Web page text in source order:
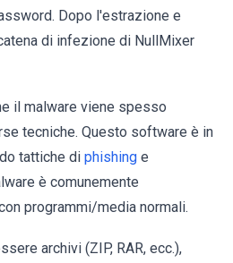
Dopo l'estrazione e
di infezione di NullMixer
il malware viene spesso
tecniche. Questo software è in
tattiche di phishing e
è comunemente
programmi/media normali.
archivi (ZIP, RAR, ecc.),